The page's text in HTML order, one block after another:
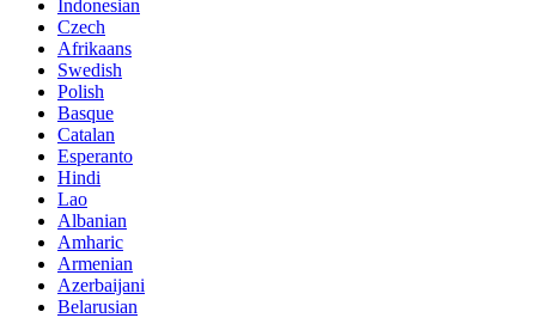
Indonesian
Czech
Afrikaans
Swedish
Polish
Basque
Catalan
Esperanto
Hindi
Lao
Albanian
Amharic
Armenian
Azerbaijani
Belarusian